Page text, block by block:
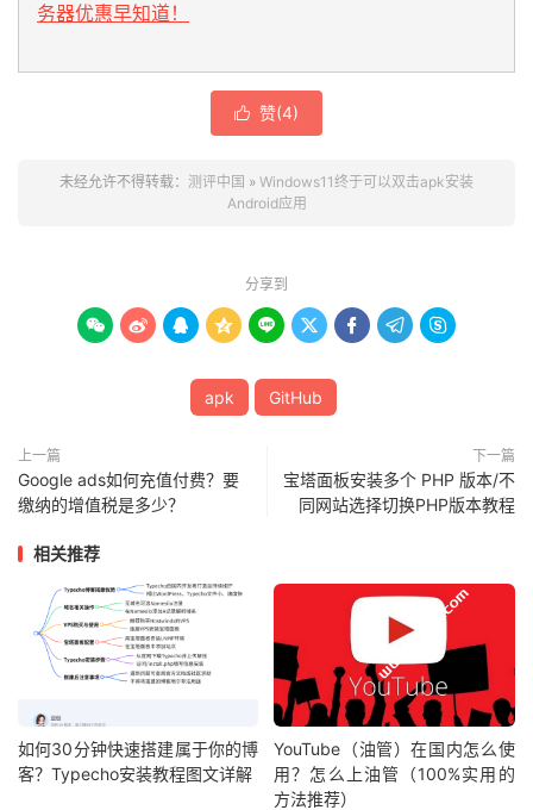
务器优惠早知道！
 赞(4)
未经允许不得转载： 测评中国 » Windows11终于可以双击apk安装
Android应用
分享到
        
apk GitHub
上一篇
Google ads如何充值付费？要
缴纳的增值税是多少？
下一篇
宝塔面板安装多个 PHP 版本/不
同网站选择切换PHP版本教程
相关推荐
如何30分钟快速搭建属于你的博
客？Typecho安装教程图文详解
YouTube（油管）在国内怎么使
用？怎么上油管（100%实用的
方法推荐）